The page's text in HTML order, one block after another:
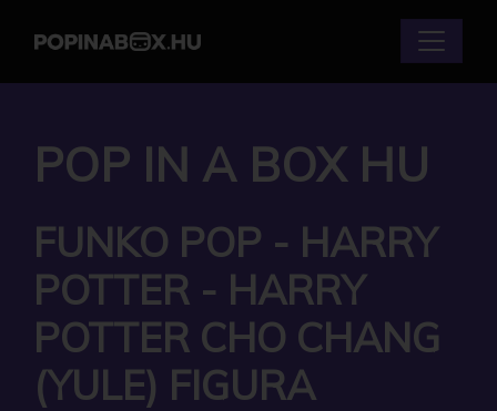
POP IN A BOX HU
FUNKO POP - HARRY
POTTER - HARRY
POTTER CHO CHANG
(YULE) FIGURA